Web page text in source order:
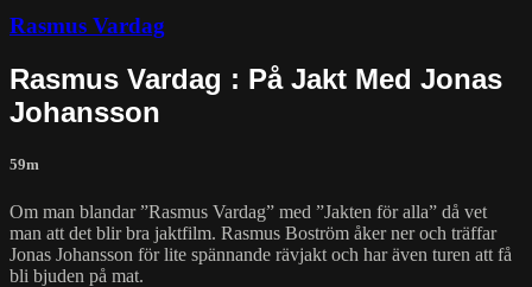
Rasmus Vardag
Rasmus Vardag : På Jakt Med Jonas
Johansson
59m
Om man blandar ”Rasmus Vardag” med ”Jakten för alla” då vet
man att det blir bra jaktfilm. Rasmus Boström åker ner och träffar
Jonas Johansson för lite spännande rävjakt och har även turen att få
bli bjuden på mat.